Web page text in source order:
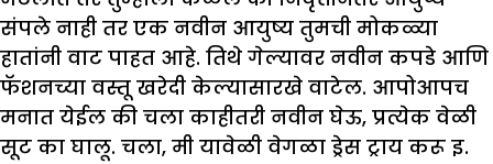
संपले नाही तर एक नवीन आयुष्य तुमची मोकळ्या
हातांनी वाट पाहत आहे. तिथे गेल्यावर नवीन कपडे आणि
फॅशनच्या वस्तू खरेदी केल्यासारखे वाटेल. आपोआपच
मनात येईल की चला काहीतरी नवीन घेऊ, प्रत्येक वेळी
सूट का घालू. चला, मी यावेळी वेगळा ड्रेस ट्राय करू इ.